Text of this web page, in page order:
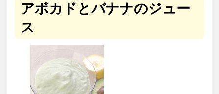
アボカドとバナナのジュー
ス